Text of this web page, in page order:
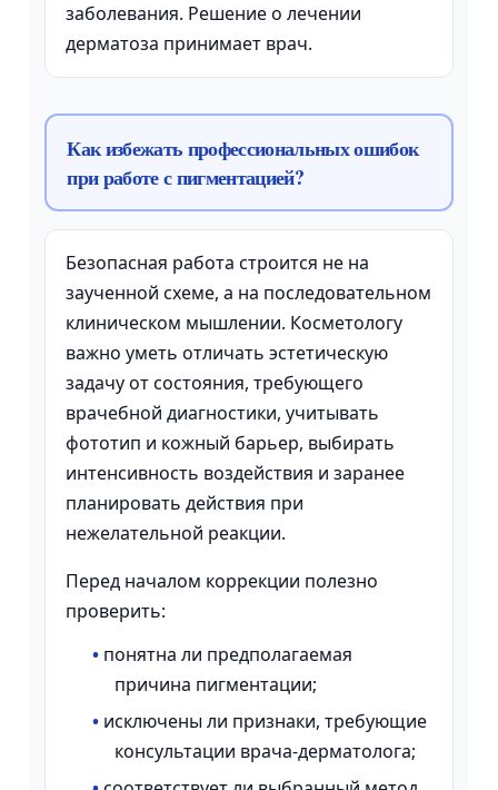
заболевания. Решение о лечении
дерматоза принимает врач.
Как избежать профессиональных ошибок
при работе с пигментацией?
Безопасная работа строится не на
заученной схеме, а на последовательном
клиническом мышлении. Косметологу
важно уметь отличать эстетическую
задачу от состояния, требующего
врачебной диагностики, учитывать
фототип и кожный барьер, выбирать
интенсивность воздействия и заранее
планировать действия при
нежелательной реакции.
Перед началом коррекции полезно
проверить:
• понятна ли предполагаемая
причина пигментации;
• исключены ли признаки, требующие
консультации врача-дерматолога;